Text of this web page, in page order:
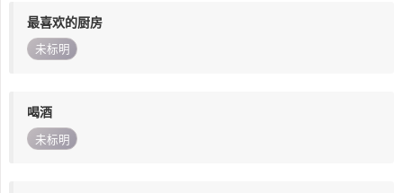
最喜欢的厨房
未标明
喝酒
未标明